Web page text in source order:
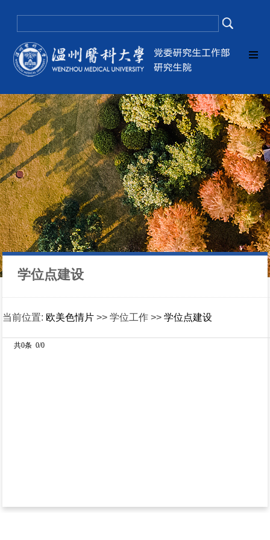
欧美色情片
学位点建设
当前位置: 欧美色情片 >> 学位工作 >>学位点建设
共0条 0/0